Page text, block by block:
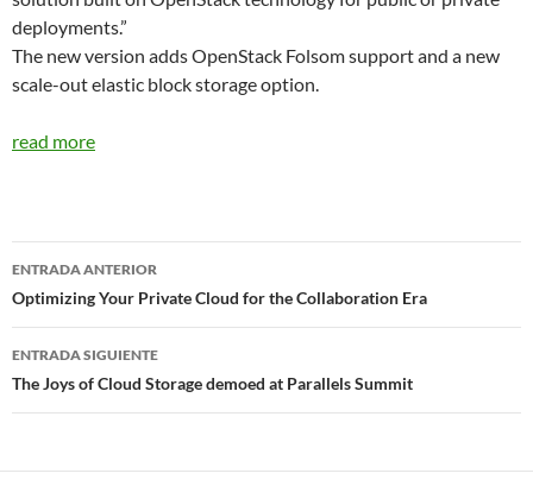
deployments.”
The new version adds OpenStack Folsom support and a new
scale-out elastic block storage option.
read more
Navegador
de
entradas
ENTRADA ANTERIOR
Optimizing Your Private Cloud for the Collaboration Era
ENTRADA SIGUIENTE
The Joys of Cloud Storage demoed at Parallels Summit